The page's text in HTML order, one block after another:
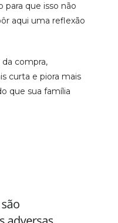
que isso não
aqui uma reflexão
compra,
curta e piora mais
que sua família